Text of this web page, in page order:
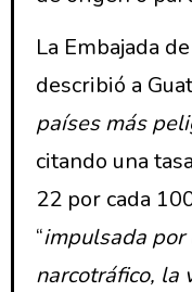
La Embajada
describió a
países más
citando una
22 por cada
“impulsada
narcotráfico, la